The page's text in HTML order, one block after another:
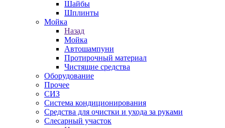
Шайбы
Шплинты
Мойка
Назад
Мойка
Автошампуни
Протирочный материал
Чистящие средства
Оборудование
Прочее
СИЗ
Система кондиционирования
Средства для очистки и ухода за руками
Слесарный участок